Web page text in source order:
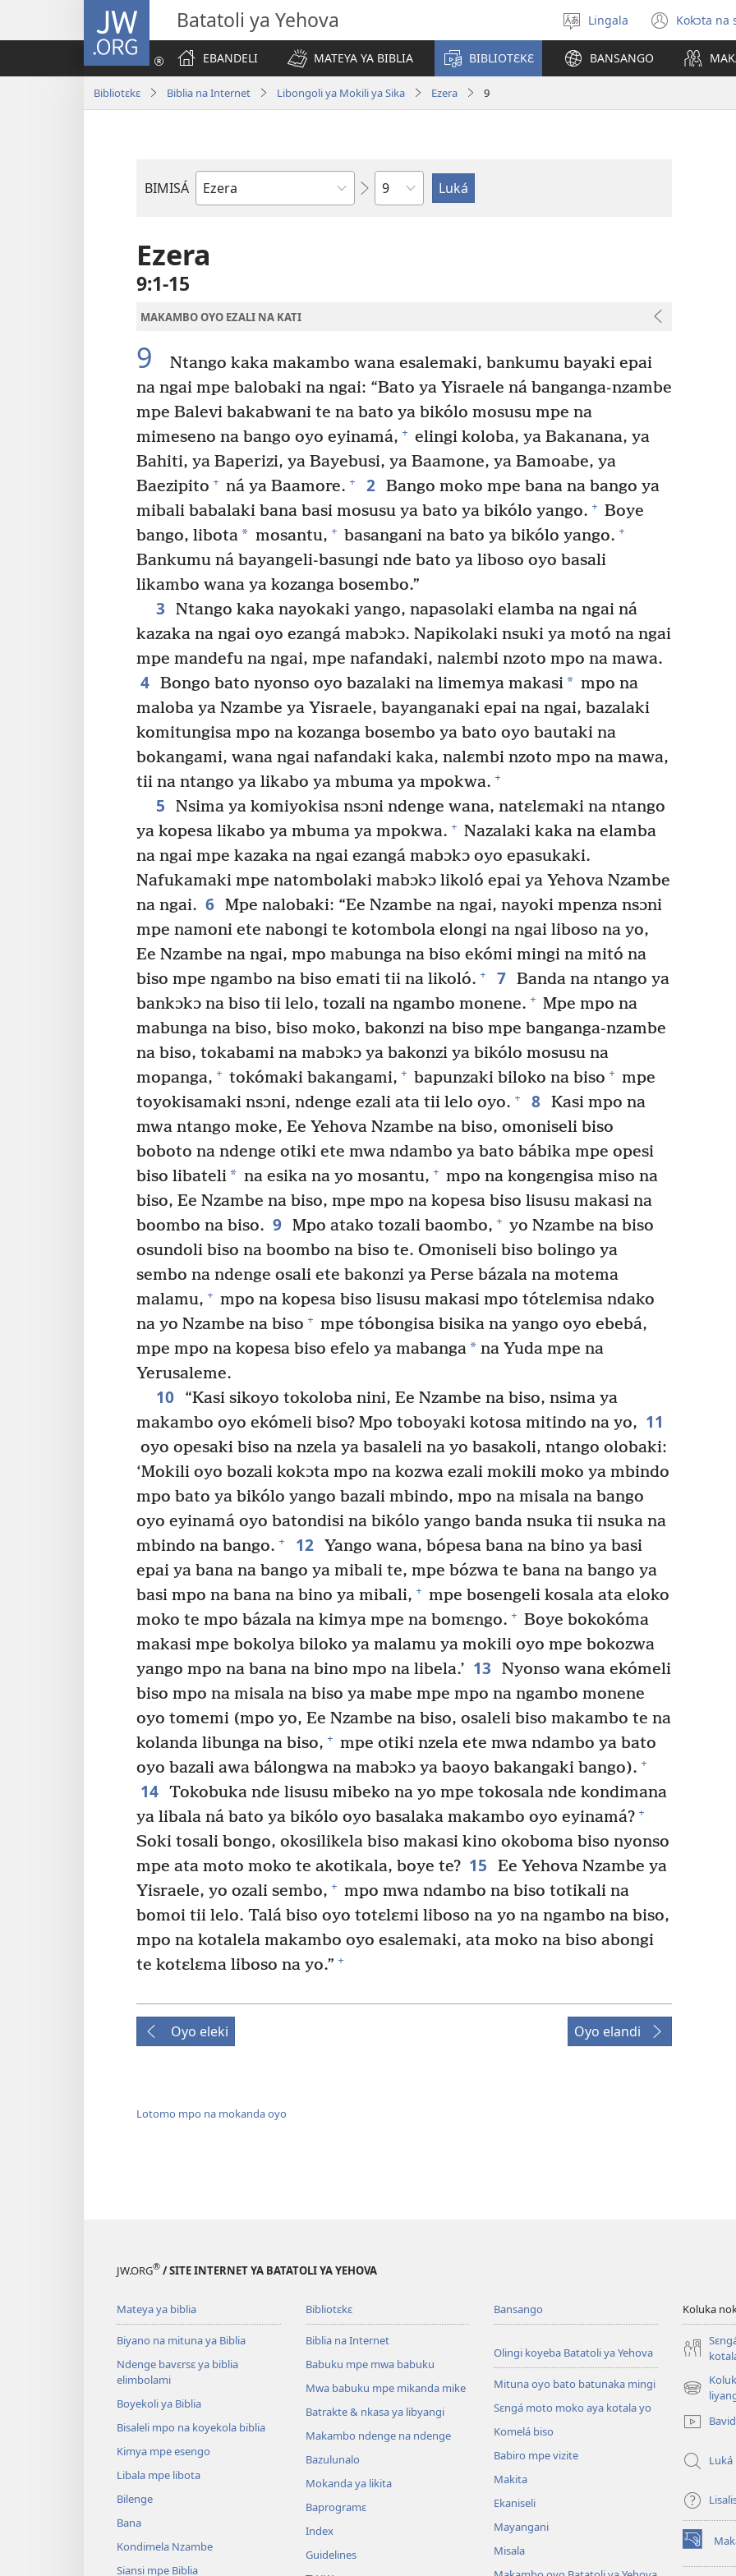
JW.ORG Batatoli ya Yehova
Poná
monɔkɔ
Lingala Kokɔta na
EBANDELI
MATEYA YA BIBLIA BIBLIOTƐKƐ BANSANGO
Bibliotɛkɛ Biblia na Internet Libongoli ya Mokili ya Sika Ezera 9
BIMISÁ
Mokanda
Mokapo
Ezera
9:1-15
MAKAMBO OYO EZALI NA KATI
9
Ntango kaka makambo wana esalemaki, bankumu bayaki epai
na ngai mpe balobaki na ngai: “Bato ya Yisraele ná banganga-nzambe
mpe Balevi bakabwani te na bato ya bikólo mosusu mpe na
mimeseno na bango oyo eyinamá, + elingi koloba, ya Bakanana, ya
Bahiti, ya Baperizi, ya Bayebusi, ya Baamone, ya Bamoabe, ya
Baezipito + ná ya Baamore. + 2 Bango moko mpe bana na bango ya
mibali babalaki bana basi mosusu ya bato ya bikólo yango. + Boye
bango, libota* mosantu, + basangani na bato ya bikólo yango. +
Bankumu ná bayangeli-basungi nde bato ya liboso oyo basali
likambo wana ya kozanga bosembo.”
3
Ntango kaka nayokaki yango, napasolaki elamba na ngai ná
kazaka na ngai oyo ezangá mabɔkɔ. Napikolaki nsuki ya motó na ngai
mpe mandefu na ngai, mpe nafandaki, nalɛmbi nzoto mpo na mawa.
4 Bongo bato nyonso oyo bazalaki na limemya makasi* mpo na
maloba ya Nzambe ya Yisraele, bayanganaki epai na ngai, bazalaki
komitungisa mpo na kozanga bosembo ya bato oyo bautaki na
bokangami, wana ngai nafandaki kaka, nalɛmbi nzoto mpo na mawa,
tii na ntango ya likabo ya mbuma ya mpokwa. +
5
Nsima ya komiyokisa nsɔni ndenge wana, natɛlɛmaki na ntango
ya kopesa likabo ya mbuma ya mpokwa. + Nazalaki kaka na elamba
na ngai mpe kazaka na ngai ezangá mabɔkɔ oyo epasukaki.
Nafukamaki mpe natombolaki mabɔkɔ likoló epai ya Yehova Nzambe
na ngai. 6 Mpe nalobaki: “Ee Nzambe na ngai, nayoki mpenza nsɔni
mpe namoni ete nabongi te kotombola elongi na ngai liboso na yo,
Ee Nzambe na ngai, mpo mabunga na biso ekómi mingi na mitó na
biso mpe ngambo na biso emati tii na likoló. + 7 Banda na ntango ya
bankɔkɔ na biso tii lelo, tozali na ngambo monene. + Mpe mpo na
mabunga na biso, biso moko, bakonzi na biso mpe banganga-nzambe
na biso, tokabami na mabɔkɔ ya bakonzi ya bikólo mosusu na
mopanga, + tokómaki bakangami, + bapunzaki biloko na biso + mpe
toyokisamaki nsɔni, ndenge ezali ata tii lelo oyo. + 8 Kasi mpo na
mwa ntango moke, Ee Yehova Nzambe na biso, omoniseli biso
boboto na ndenge otiki ete mwa ndambo ya bato bábika mpe opesi
biso libateli* na esika na yo mosantu, + mpo na kongɛngisa miso na
biso, Ee Nzambe na biso, mpe mpo na kopesa biso lisusu makasi na
boombo na biso. 9 Mpo atako tozali baombo, + yo Nzambe na biso
osundoli biso na boombo na biso te. Omoniseli biso bolingo ya
sembo na ndenge osali ete bakonzi ya Perse bázala na motema
malamu, + mpo na kopesa biso lisusu makasi mpo tótɛlɛmisa ndako
na yo Nzambe na biso + mpe tóbongisa bisika na yango oyo ebebá,
mpe mpo na kopesa biso efelo ya mabanga* na Yuda mpe na
Yerusaleme.
10
“Kasi sikoyo tokoloba nini, Ee Nzambe na biso, nsima ya
makambo oyo ekómeli biso? Mpo toboyaki kotosa mitindo na yo, 11
oyo opesaki biso na nzela ya basaleli na yo basakoli, ntango olobaki:
‘Mokili oyo bozali kokɔta mpo na kozwa ezali mokili moko ya mbindo
mpo bato ya bikólo yango bazali mbindo, mpo na misala na bango
oyo eyinamá oyo batondisi na bikólo yango banda nsuka tii nsuka na
mbindo na bango. + 12 Yango wana, bópesa bana na bino ya basi
epai ya bana na bango ya mibali te, mpe bózwa te bana na bango ya
basi mpo na bana na bino ya mibali, + mpe bosengeli kosala ata eloko
moko te mpo bázala na kimya mpe na bomɛngo. + Boye bokokóma
makasi mpe bokolya biloko ya malamu ya mokili oyo mpe bokozwa
yango mpo na bana na bino mpo na libela.’ 13
Nyonso wana ekómeli
biso mpo na misala na biso ya mabe mpe mpo na ngambo monene
oyo tomemi (mpo yo, Ee Nzambe na biso, osaleli biso makambo te na
kolanda libunga na biso, + mpe otiki nzela ete mwa ndambo ya bato
oyo bazali awa bálongwa na mabɔkɔ ya baoyo bakangaki bango). +
14 Tokobuka nde lisusu mibeko na yo mpe tokosala nde kondimana
ya libala ná bato ya bikólo oyo basalaka makambo oyo eyinamá? +
Soki tosali bongo, okosilikela biso makasi kino okoboma biso nyonso
mpe ata moto moko te akotikala, boye te? 15
Ee Yehova Nzambe ya
Yisraele, yo ozali sembo, + mpo mwa ndambo na biso totikali na
bomoi tii lelo. Talá biso oyo totɛlɛmi liboso na yo na ngambo na biso,
mpo na kotalela makambo oyo esalemaki, ata moko na biso abongi
te kotɛlɛma liboso na yo.” +
Oyo eleki Oyo elandi
Lotomo mpo na mokanda oyo
JW.ORG® / SITE INTERNET YA BATATOLI YA YEHOVA
Mateya ya biblia
Biyano na mituna ya Biblia
Ndenge bavɛrsɛ ya biblia
elimbolami
Boyekoli ya Biblia
Bisaleli mpo na koyekola biblia
Kimya mpe esengo
Libala mpe libota
Bilenge
Bana
Kondimela Nzambe
Siansi mpe Biblia
Bibliotɛkɛ
Biblia na Internet
Babuku mpe mwa babuku
Mwa babuku mpe mikanda mike
Batrakte & nkasa ya libyangi
Makambo ndenge na ndenge
Bazulunalo
Mokanda ya likita
Baprogramɛ
Index
Guidelines
Bansango
Olingi koyeba Batatoli ya Yehova
Mituna oyo bato batunaka mingi
Sɛngá moto moko aya kotala yo
Komelá biso
Babiro mpe vizite
Makita
Ekaniseli
Mayangani
Misala
Koluka
(fungolá
mosusu)
Luká
(fungolá
fenɛtrɛ